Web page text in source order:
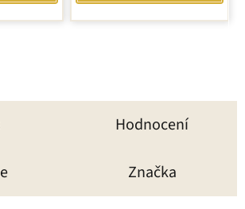
Hodnocení
Značka